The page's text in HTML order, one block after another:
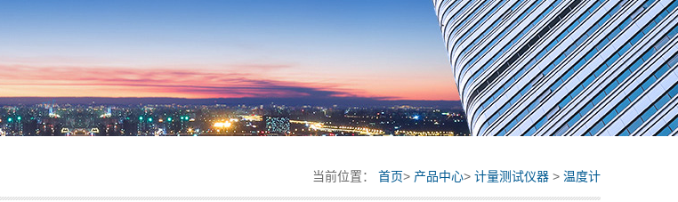
当前位置： 首页> 产品中心> 计量测试仪器 > 温度计